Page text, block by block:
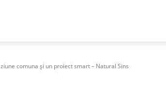
comuna și un proiect smart – Natural Sins